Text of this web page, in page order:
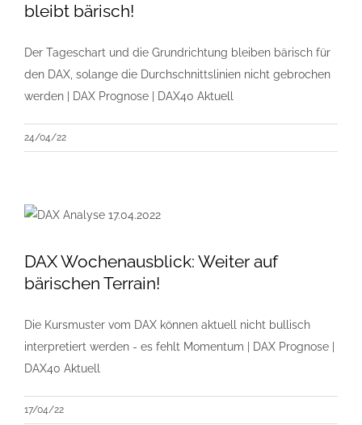
bleibt bärisch!
Der Tageschart und die Grundrichtung bleiben bärisch für
den DAX, solange die Durchschnittslinien nicht gebrochen
werden | DAX Prognose | DAX40 Aktuell
24/04/22
DAX Wochenausblick: Weiter auf
bärischen Terrain!
Die Kursmuster vom DAX können aktuell nicht bullisch
interpretiert werden - es fehlt Momentum | DAX Prognose |
DAX40 Aktuell
17/04/22